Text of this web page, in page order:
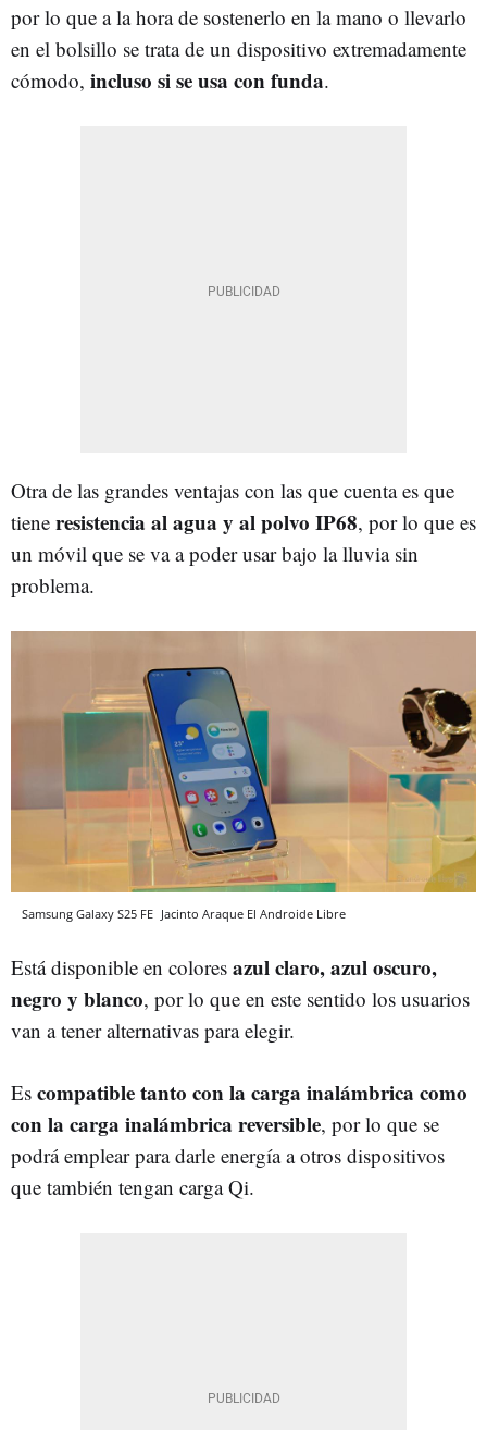
por lo que a la hora de sostenerlo en la mano o llevarlo
en el bolsillo se trata de un dispositivo extremadamente
cómodo, incluso si se usa con funda.
Otra de las grandes ventajas con las que cuenta es que
tiene resistencia al agua y al polvo IP68, por lo que es
un móvil que se va a poder usar bajo la lluvia sin
problema.
Samsung Galaxy S25 FE Jacinto Araque El Androide Libre
Está disponible en colores azul claro, azul oscuro,
negro y blanco, por lo que en este sentido los usuarios
van a tener alternativas para elegir.
Es compatible tanto con la carga inalámbrica como
con la carga inalámbrica reversible, por lo que se
podrá emplear para darle energía a otros dispositivos
que también tengan carga Qi.